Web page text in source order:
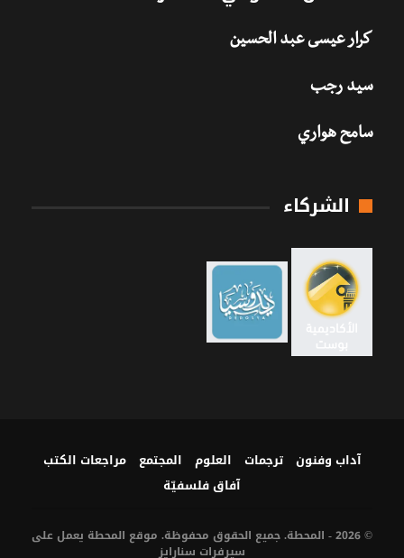
كرار عيسى عبد الحسين
سيد رجب
سامح هواري
الشركاء
آداب وفنون ترجمات العلوم المجتمع
مراجعات الكتب
آفاق فلسفيّة‎
© 2026 - المحطة. جميع الحقوق محفوظة. موقع المحطة يعمل على
سيرفرات سنارايز